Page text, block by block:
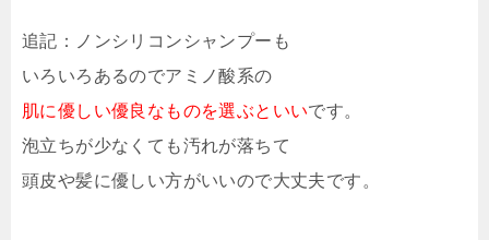
追記：ノンシリコンシャンプーも
いろいろあるのでアミノ酸系の
肌に優しい優良なものを選ぶといいです。
泡立ちが少なくても汚れが落ちて
頭皮や髪に優しい方がいいので大丈夫です。